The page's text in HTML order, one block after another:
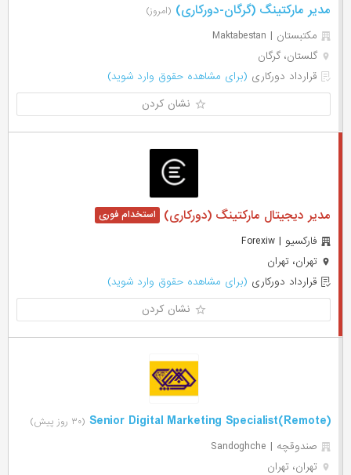
مدیر مارکتینگ (گرگان-دورکاری) (امروز)
مکتبستان | Maktabestan
گلستان، گرگان
قرارداد دورکاری (برای مشاهده حقوق وارد شوید)
نشان کردن
مدیر دیجیتال مارکتینگ (دورکاری)
فارکسیو | Forexiw
تهران، تهران
قرارداد دورکاری (برای مشاهده حقوق وارد شوید)
نشان کردن
(Remote)Senior Digital Marketing Specialist (۳۰ روز پیش)
صندوقچه | Sandoghche
تهران، تهران